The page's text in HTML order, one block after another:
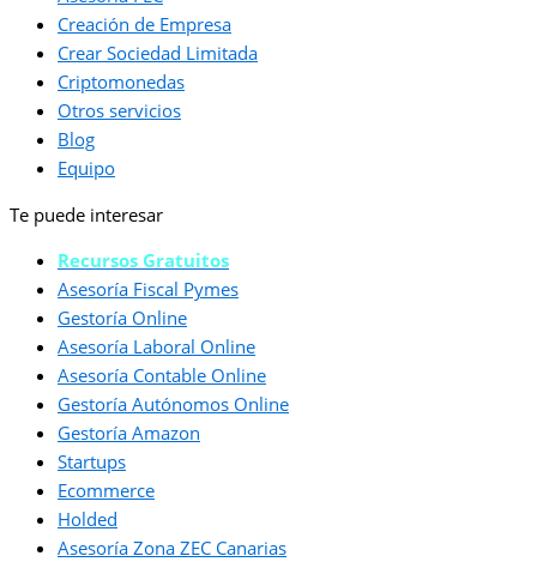
Creación de Empresa
Crear Sociedad Limitada
Criptomonedas
Otros servicios
Blog
Equipo
Te puede interesar
Recursos Gratuitos
Asesoría Fiscal Pymes
Gestoría Online
Asesoría Laboral Online
Asesoría Contable Online
Gestoría Autónomos Online
Gestoría Amazon
Startups
Ecommerce
Holded
Asesoría Zona ZEC Canarias